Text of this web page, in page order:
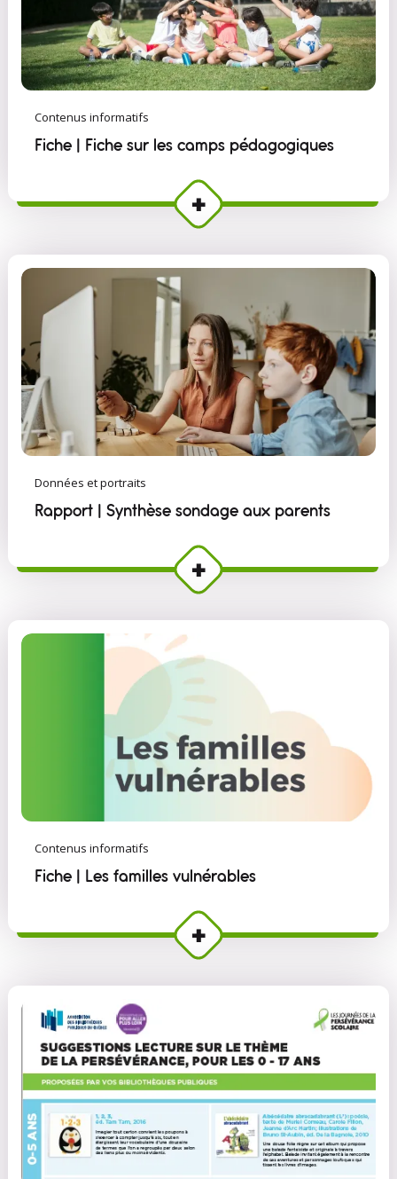
Contenus informatifs
Fiche | Fiche sur les camps pédagogiques
Données et portraits
Rapport | Synthèse sondage aux parents
Contenus informatifs
Fiche | Les familles vulnérables